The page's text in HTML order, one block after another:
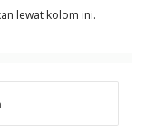
lewat kolom ini.